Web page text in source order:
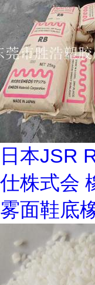
日本JSR
仕株式会
雾面鞋底